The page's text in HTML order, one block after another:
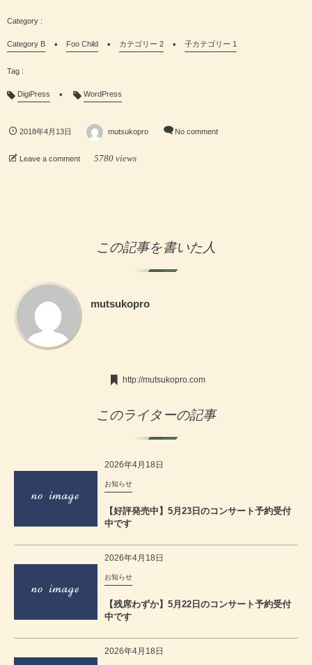
Category B Foo Child カテゴリー 2 子カテゴリー 1
DigiPress WordPress
2018年4月13日 mutsukopro No comment
Leave a comment 5780 views
この記事を書いた人
mutsukopro
http://mutsukopro.com
このライターの記事
2026年4月18日
お知らせ
【好評発売中】5月23日のコンサート予約受付
中です
2026年4月18日
お知らせ
【残席わずか】5月22日のコンサート予約受付
中です
2026年4月18日